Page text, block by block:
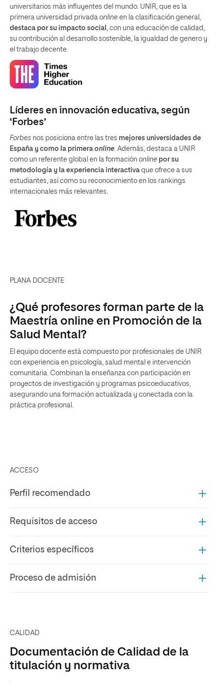
universitarios más influyentes del mundo. UNIR, que es la
primera universidad privada online en la clasificación general,
destaca por su impacto social
, con una educación de calidad,
su contribución al desarrollo sostenible, la igualdad de genero y
el trabajo decente.
Líderes en innovación educativa, según
‘Forbes’
Forbes nos posiciona entre las tres mejores universidades de
España y como la primera online. Además, destaca a UNIR
como un referente global en la formación online por su
metodología y la experiencia interactiva que ofrece a sus
estudiantes, así como su reconocimiento en los rankings
internacionales más relevantes.
PLANA DOCENTE
¿Qué profesores forman parte de la
Maestría online en Promoción de la
Salud Mental?
El equipo docente está compuesto por profesionales de UNIR
con experiencia en psicología, salud mental e intervención
comunitaria. Combinan la enseñanza con participación en
proyectos de investigación y programas psicoeducativos,
asegurando una formación actualizada y conectada con la
práctica profesional.
ACCESO
Perfil recomendado
Requisitos de acceso
Criterios específicos
Proceso de admisión
CALIDAD
Documentación de Calidad de la
titulación y normativa